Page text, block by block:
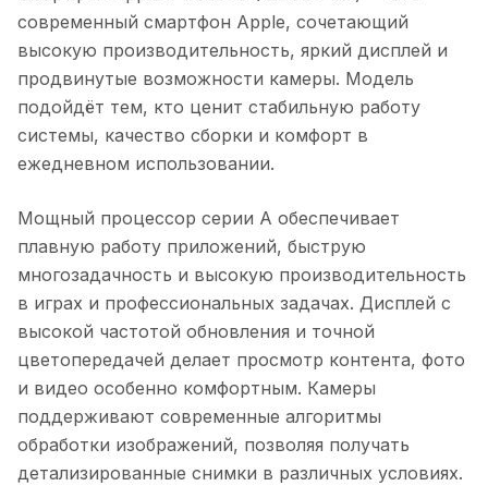
современный смартфон Apple, сочетающий
высокую производительность, яркий дисплей и
продвинутые возможности камеры. Модель
подойдёт тем, кто ценит стабильную работу
системы, качество сборки и комфорт в
ежедневном использовании.
Мощный процессор серии A обеспечивает
плавную работу приложений, быструю
многозадачность и высокую производительность
в играх и профессиональных задачах. Дисплей с
высокой частотой обновления и точной
цветопередачей делает просмотр контента, фото
и видео особенно комфортным. Камеры
поддерживают современные алгоритмы
обработки изображений, позволяя получать
детализированные снимки в различных условиях.